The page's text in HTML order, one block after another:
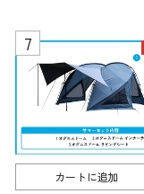
カートに追加